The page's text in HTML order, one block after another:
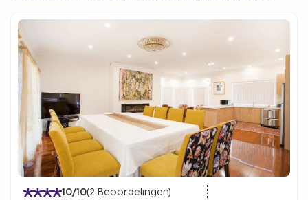
10/10(2 Beoordelingen)